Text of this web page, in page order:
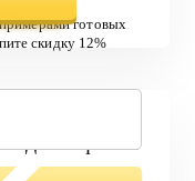
в одном файле
готовых
скидку 12%